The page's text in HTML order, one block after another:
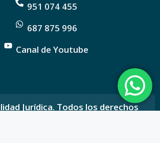
951 074 455
687 875 996
Canal de Youtube
Jurídica. Todos los derechos